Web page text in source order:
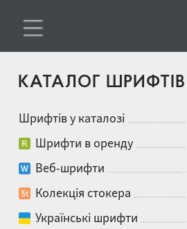
КАТАЛОГ ШРИФТІВ
Шрифтів у каталозі
Шрифти в оренду
Веб-шрифти
Колекція стокера
Українські шрифти